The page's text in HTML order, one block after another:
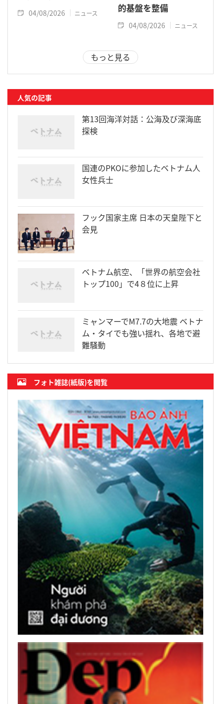
04/08/2026 ニュース
的基盤を整備
04/08/2026 ニュース
もっと見る
人気の記事
第13回海洋対話：公海及び深海底
探検
国連のPKOに参加したベトナム人
女性兵士
フック国家主席 日本の天皇陛下と
会見
ベトナム航空、「世界の航空会社
トップ100」で4８位に上昇
ミャンマーでM7.7の大地震 ベトナ
ム・タイでも強い揺れ、各地で避
難騒動
フォト雑誌(紙版)を閲覧